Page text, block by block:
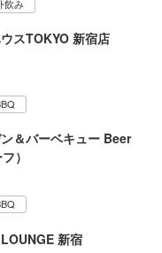
飲み
スTOKYO 新宿店
＆バーベキュー Beer
）
新宿